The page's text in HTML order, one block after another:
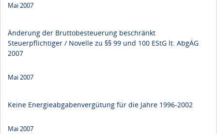
Mai 2007
Änderung der Bruttobesteuerung beschränkt
Steuerpflichtiger / Novelle zu §§ 99 und 100 EStG lt. AbgÄG
2007
Mai 2007
Keine Energieabgabenvergütung für die Jahre 1996-2002
Mai 2007